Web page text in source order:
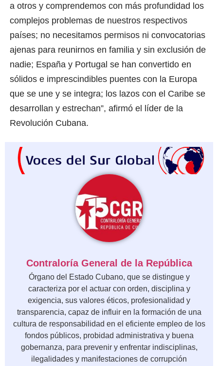
a otros y comprendemos con más profundidad los
complejos problemas de nuestros respectivos
países; no necesitamos permisos ni convocatorias
ajenas para reunirnos en familia y sin exclusión de
nadie; España y Portugal se han convertido en
sólidos e imprescindibles puentes con la Europa
que se une y se integra; los lazos con el Caribe se
desarrollan y estrechan”, afirmó el líder de la
Revolución Cubana.
Contraloría General de la República
Órgano del Estado Cubano, que se distingue y
caracteriza por el actuar con orden, disciplina y
exigencia, sus valores éticos, profesionalidad y
transparencia, capaz de influir en la formación de una
cultura de responsabilidad en el eficiente empleo de los
fondos públicos, probidad administrativa y buena
gobernanza, para prevenir y enfrentar indisciplinas,
ilegalidades y manifestaciones de corrupción